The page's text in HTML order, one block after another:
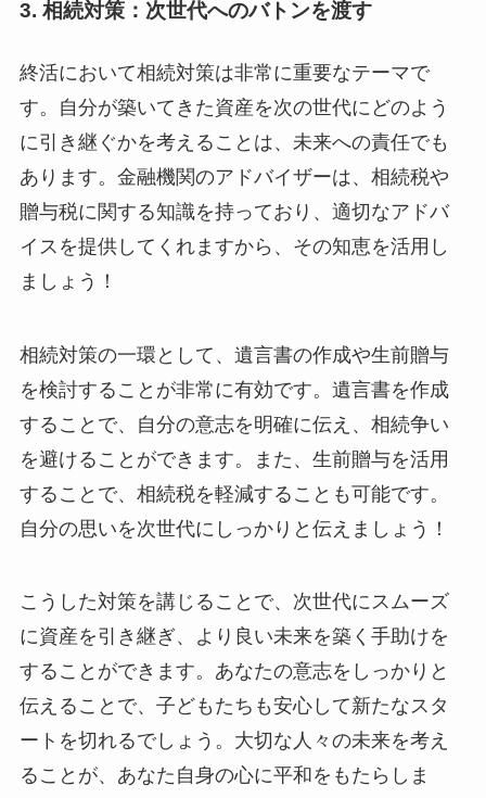
3. 相続対策：次世代へのバトンを渡す
終活において相続対策は非常に重要なテーマで
す。自分が築いてきた資産を次の世代にどのよう
に引き継ぐかを考えることは、未来への責任でも
あります。金融機関のアドバイザーは、相続税や
贈与税に関する知識を持っており、適切なアドバ
イスを提供してくれますから、その知恵を活用し
ましょう！
相続対策の一環として、遺言書の作成や生前贈与
を検討することが非常に有効です。遺言書を作成
することで、自分の意志を明確に伝え、相続争い
を避けることができます。また、生前贈与を活用
することで、相続税を軽減することも可能です。
自分の思いを次世代にしっかりと伝えましょう！
こうした対策を講じることで、次世代にスムーズ
に資産を引き継ぎ、より良い未来を築く手助けを
することができます。あなたの意志をしっかりと
伝えることで、子どもたちも安心して新たなスタ
ートを切れるでしょう。大切な人々の未来を考え
ることが、あなた自身の心に平和をもたらしま